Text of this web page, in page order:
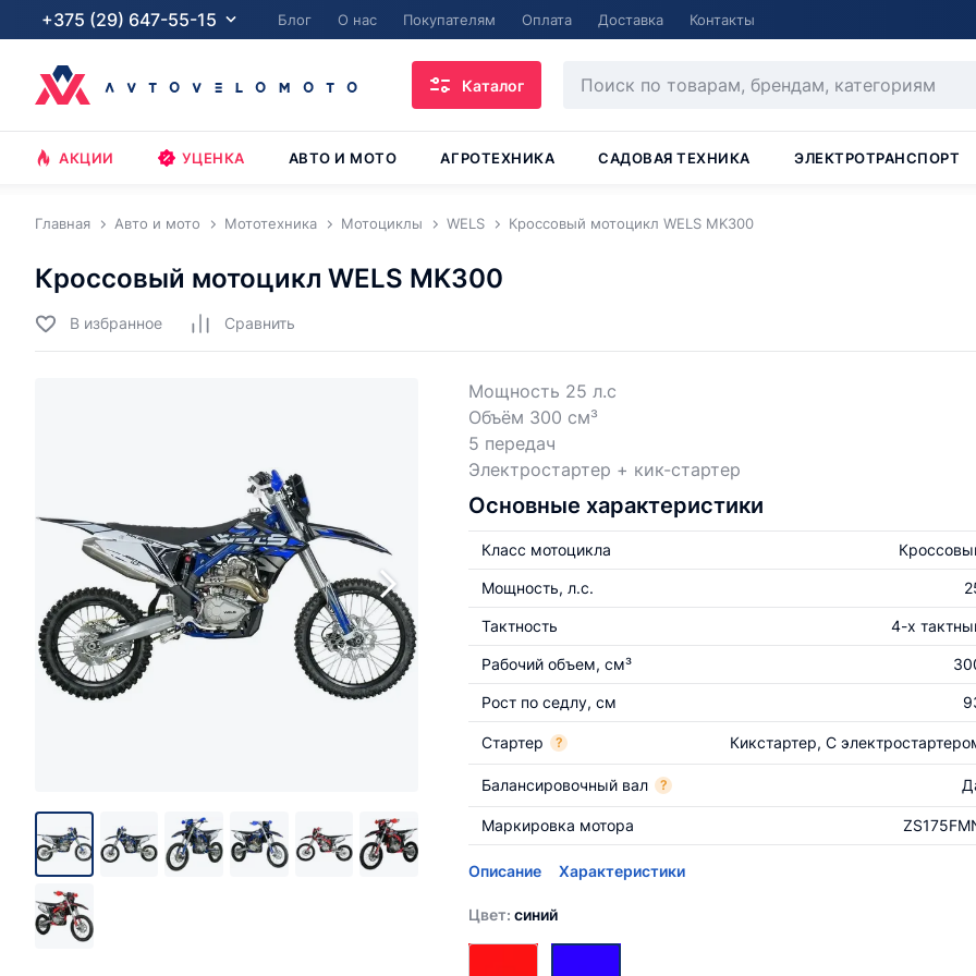
+375 (29) 647-55-15 Блог О нас Покупателям Оплата Доставка Контакты
Каталог
АКЦИИ УЦЕНКА АВТО И МОТО АГРОТЕХНИКА САДОВАЯ ТЕХНИКА ЭЛЕКТРОТРАНСПОРТ
Главная Авто и мото Мототехника Мотоциклы WELS Кроссовый мотоцикл WELS MK300
Кроссовый мотоцикл WELS MK300
В избранное Cравнить
Мощность 25 л.с
Объём 300 см³
5 передач
Электростартер + кик-стартер
Основные характеристики
Класс мотоцикла
Мощность, л.с.
Тактность 4-х
Рабочий объем, см³
Рост по седлу, см
Стартер ? Кикстартер, С
Балансировочный вал ?
Маркировка мотора
Описание Характеристики
Цвет: синий